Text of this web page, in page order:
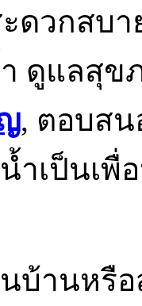
ดวกสบ
ดูแลสุข
, ตอบส
เป็นเพื่
บ้านหรื